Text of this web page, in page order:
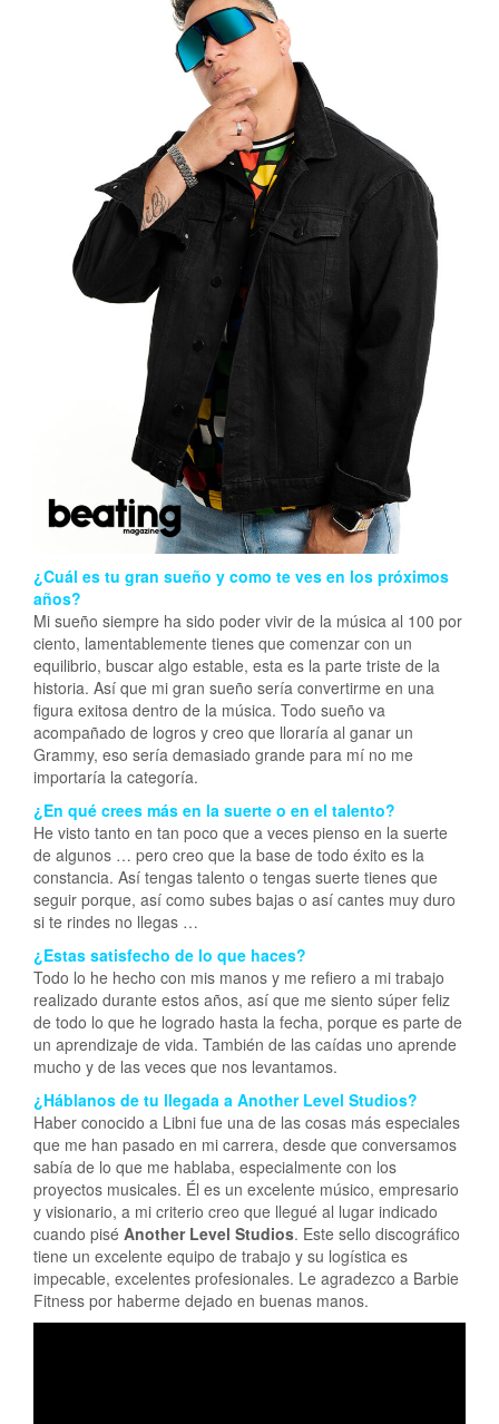
¿Cuál es tu gran sueño y como te ves en los próximos
años?
Mi sueño siempre ha sido poder vivir de la música al 100 por
ciento, lamentablemente tienes que comenzar con un
equilibrio, buscar algo estable, esta es la parte triste de la
historia. Así que mi gran sueño sería convertirme en una
figura exitosa dentro de la música. Todo sueño va
acompañado de logros y creo que lloraría al ganar un
Grammy, eso sería demasiado grande para mí no me
importaría la categoría.
¿En qué crees más en la suerte o en el talento?
He visto tanto en tan poco que a veces pienso en la suerte
de algunos … pero creo que la base de todo éxito es la
constancia. Así tengas talento o tengas suerte tienes que
seguir porque, así como subes bajas o así cantes muy duro
si te rindes no llegas …
¿Estas satisfecho de lo que haces?
Todo lo he hecho con mis manos y me refiero a mi trabajo
realizado durante estos años, así que me siento súper feliz
de todo lo que he logrado hasta la fecha, porque es parte de
un aprendizaje de vida. También de las caídas uno aprende
mucho y de las veces que nos levantamos.
¿Háblanos de tu llegada a Another Level Studios?
Haber conocido a Libni fue una de las cosas más especiales
que me han pasado en mi carrera, desde que conversamos
sabía de lo que me hablaba, especialmente con los
proyectos musicales. Él es un excelente músico, empresario
y visionario, a mi criterio creo que llegué al lugar indicado
cuando pisé Another Level Studios. Este sello discográfico
tiene un excelente equipo de trabajo y su logística es
impecable, excelentes profesionales. Le agradezco a Barbie
Fitness por haberme dejado en buenas manos.